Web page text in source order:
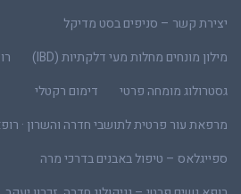
יצירת קשר – סניפים בסט מדיקל
מילון מונחים מחלות מעי דלקתיות (IBD)
גסטרולוג מומחה פרטי
דימום רקטלי
מרפאת עור פרטית לתושבי חדרה והשרון ·
ספייגלאס – טיפול באבנים בדרכי מרה